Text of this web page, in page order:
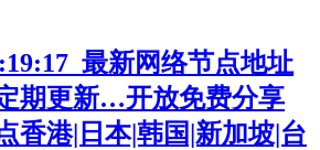
最新网络节点地址
期更新…开放免费分享
香港|日本|韩国|新加坡|台